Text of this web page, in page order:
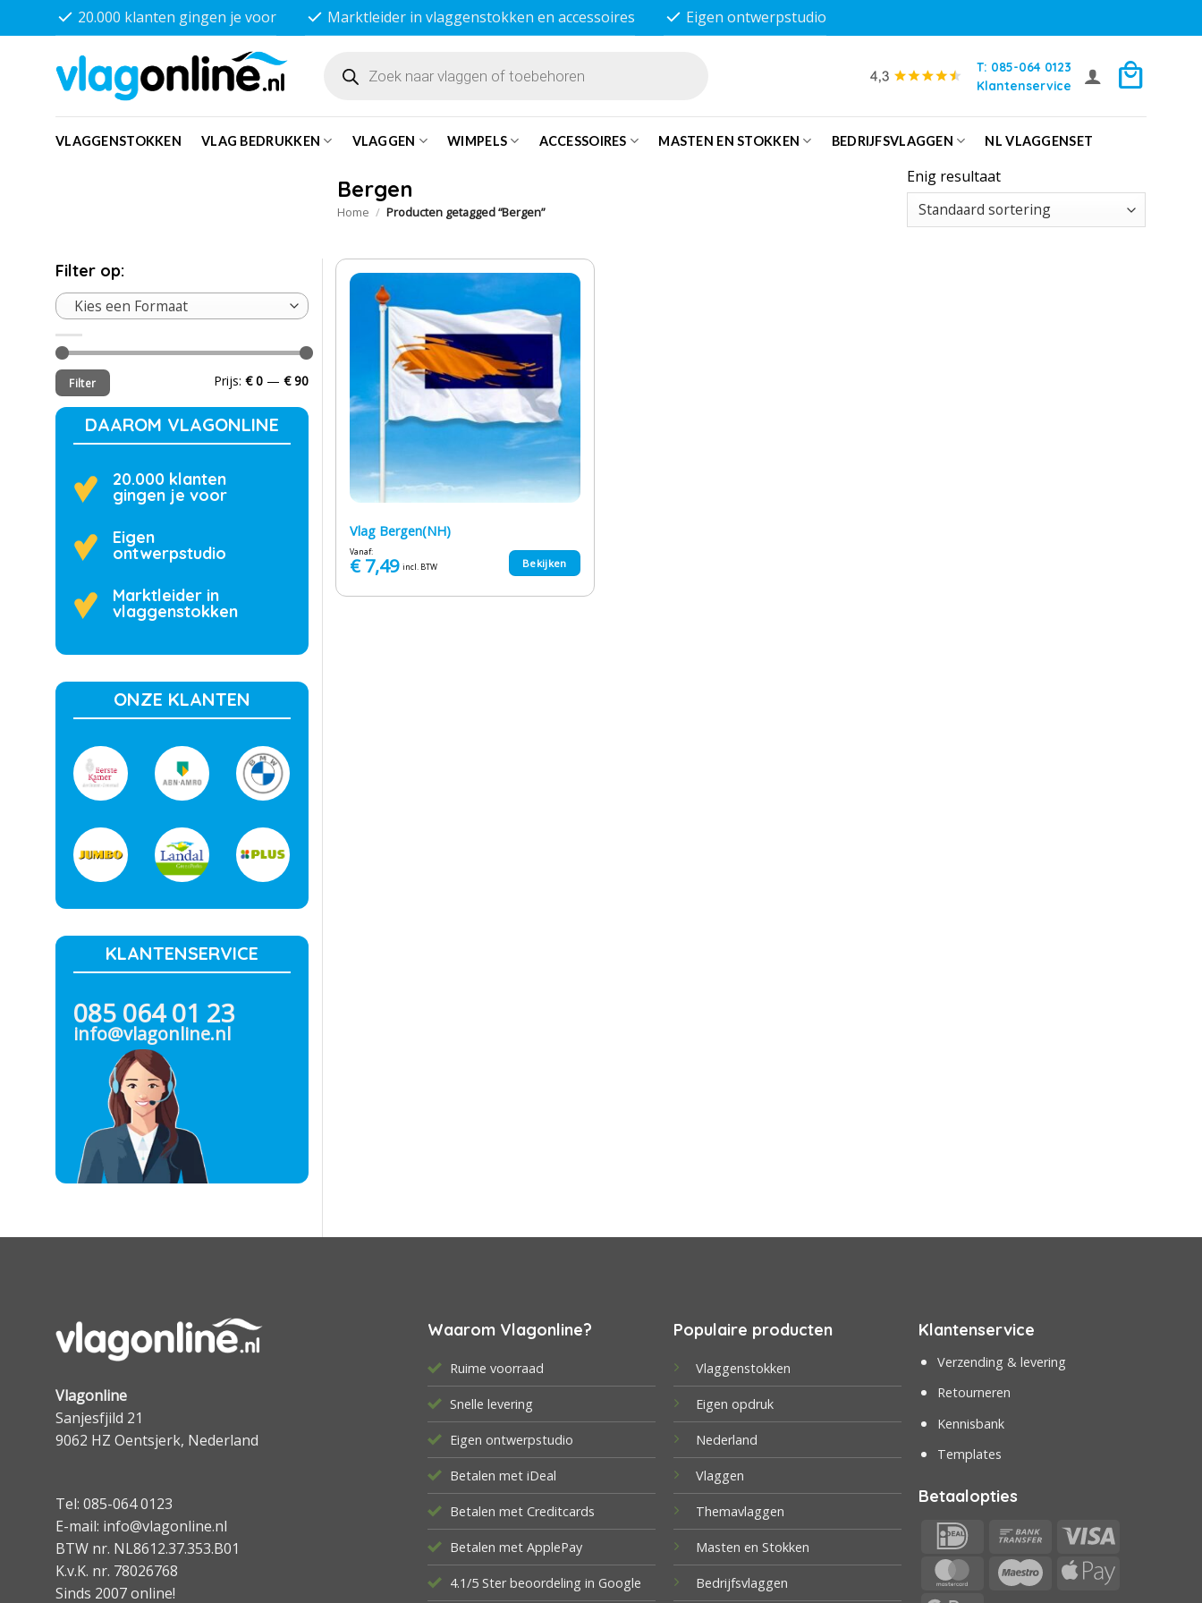
naar
20.000 klanten gingen je voor Marktleider in vlaggenstokken en accessoires Eigen ontwerpstudio
zoeken
T: 085-064 0123
Klantenservice
VLAGGENSTOKKEN VLAG BEDRUKKEN VLAGGEN WIMPELS ACCESSOIRES MASTEN EN STOKKEN BEDRIJFSVLAGGEN NL VLAGGENSET
Bergen
Home / Producten getagged “Bergen”
Enig resultaat
Filter op:
Kies een Formaat
Min.
prijs
Max.
prijsFilter Prijs: € 0— € 90
DAAROM VLAGONLINE
20.000 klanten
gingen je voor
Eigen
ontwerpstudio
Marktleider in
vlaggenstokken
ONZE KLANTEN
KLANTENSERVICE
085 064 01 23
info@vlagonline.nl
Vlag Bergen(NH)
Vanaf:
€7,49 incl. BTW Bekijken
Vlagonline
Sanjesfjild 21
9062 HZ Oentsjerk, Nederland
Tel: 085-064 0123
E-mail: info@vlagonline.nl
BTW nr. NL8612.37.353.B01
K.v.K. nr. 78026768
Sinds 2007 online!
Waarom Vlagonline?
Ruime voorraad
Snelle levering
Eigen ontwerpstudio
Betalen met iDeal
Betalen met Creditcards
Betalen met ApplePay
4.1/5 Ster beoordeling in Google
Populaire producten
Vlaggenstokken
Eigen opdruk
Nederland
Vlaggen
Themavlaggen
Masten en Stokken
Bedrijfsvlaggen
Klantenservice
Verzending & levering
Retourneren
Kennisbank
Templates
Betaalopties
IDeal
Bank
MasterCard Maestro Apple